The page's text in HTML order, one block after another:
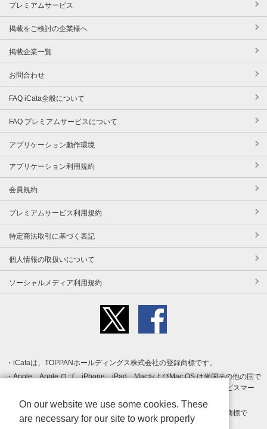
プレミアムサービス
掲載をご検討の企業様へ
掲載企業一覧
お問合わせ
FAQ iCata全般について
FAQ プレミアムサービスについて
アプリケーション動作環境
アプリケーション利用規約
会員規約
プレミアムサービス利用規約
特定商法取引に基づく表記
個人情報の取扱いについて
ソーシャルメディア利用規約
iCataは、TOPPANホールディングス株式会社の登録商標です。
Apple、Apple ロゴ、iPhone、iPad、MacおよびMac OS は米国その他の国で
登録された Apple Inc. の商標です。App Store は Apple Inc. のサービスマー
クです。
Android、Google Play および Google Play ロゴ は Google LLC の商標で
す。
On our website we use some cookies. These
are necessary for our site to work properly